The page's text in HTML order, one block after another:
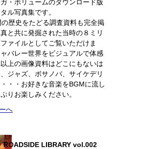
・ボリュームのダウンロード版
ル写真集です。
歴史をたどる調査資料も完全掲
と共に発掘された当時の８ミリ
ァイルとしてご覧いただけま
バレー世界をビジュアルで体感
上の画像資料はどこにもないは
ジャズ、ボサノバ、サイケデリ
・・お好きな音楽をBGMに流し
りお楽しみください。
へ
ROADSIDE LIBRARY vol.002